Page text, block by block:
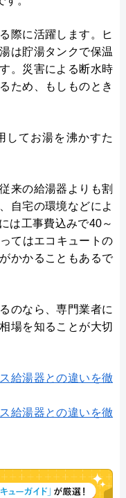
際に活躍します。ヒ
は貯湯タンクで保温
。災害による断水時
ため、もしものとき
してお湯を沸かすた
来の給湯器よりも割
自宅の環境などによ
は工事費込みで40～
てはエコキュートの
かかることもあるで
のなら、専門業者に
場を知ることが大切
給湯器との違いを徹
給湯器との違いを徹